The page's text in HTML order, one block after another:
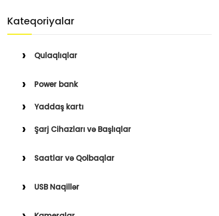
Kateqoriyalar
Qulaqlıqlar
Qulaqüstü
Power bank
Yaddaş kartı
Şarj Cihazları və Başlıqlar
Saatlar və Qolbaqlar
Saat Qolbaqları
USB Naqillər